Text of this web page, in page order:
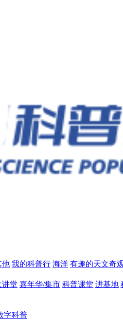
他 我的科普行 海洋 有趣的天文奇
讲堂 嘉年华/集市 科普课堂 进基地
字科普